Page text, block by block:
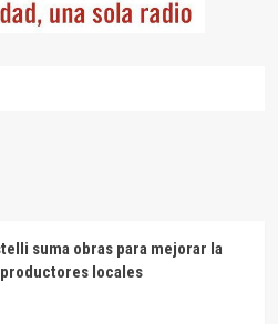
suma obras para mejorar la
locales